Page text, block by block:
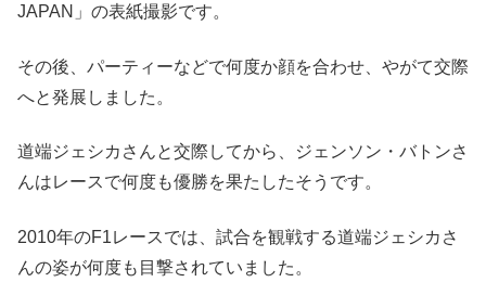
JAPAN」の表紙撮影です。
その後、パーティーなどで何度か顔を合わせ、やがて交際
へと発展しました。
道端ジェシカさんと交際してから、ジェンソン・バトンさ
んはレースで何度も優勝を果たしたそうです。
2010年のF1レースでは、試合を観戦する道端ジェシカさ
んの姿が何度も目撃されていました。